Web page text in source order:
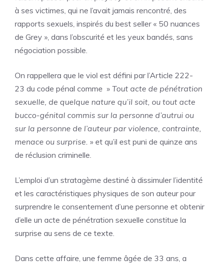
à ses victimes, qui ne l’avait jamais rencontré, des
rapports sexuels, inspirés du best seller « 50 nuances
de Grey », dans l’obscurité et les yeux bandés, sans
négociation possible.
On rappellera que le viol est défini par l’Article 222-
23 du code pénal comme » Tout acte de pénétration
sexuelle, de quelque nature qu’il soit, ou tout acte
bucco-génital commis sur la personne d’autrui ou
sur la personne de l’auteur par violence, contrainte,
menace ou surprise. » et qu’il est puni de quinze ans
de réclusion criminelle.
L’emploi d’un stratagème destiné à dissimuler l’identité
et les caractéristiques physiques de son auteur pour
surprendre le consentement d’une personne et obtenir
d’elle un acte de pénétration sexuelle constitue la
surprise au sens de ce texte.
Dans cette affaire, une femme âgée de 33 ans, a